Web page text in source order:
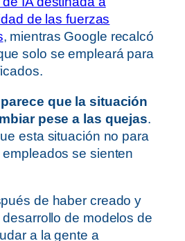
de las fuerzas
, mientras Google recalcó
solo se empleará para
parece que la situación
pese a las quejas.
esta situación no para
se sienten
de haber creado y
de modelos de
a la gente a